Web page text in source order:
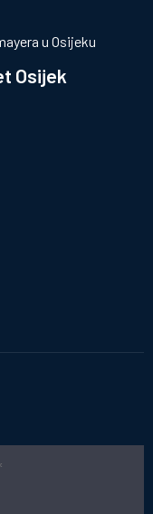
u Osijeku
Osijek